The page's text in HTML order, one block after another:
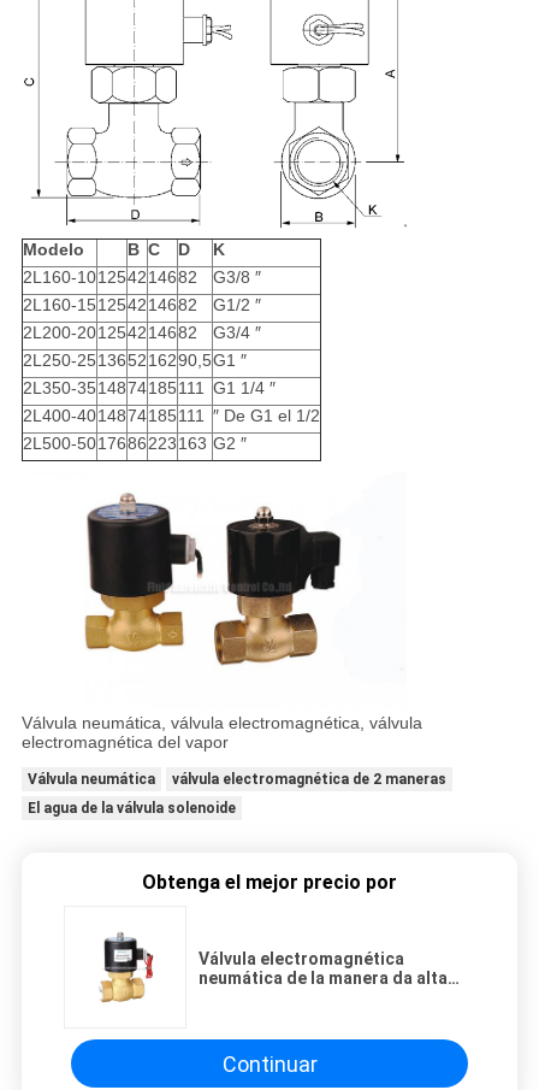
Modelo B C D
K
2L160-101254214682
G3/8 ″
2L160-151254214682
G1/2 ″
2L200-201254214682
G3/4 ″
2L250-251365216290,5G1 ″
2L350-3514874185111
G1 1/4 ″
2L400-4014874185111
″ De G1 el 1/2
2L500-5017686223163 G2 ″
Válvula neumática, válvula electromagnética, válvula
electromagnética del vapor
Válvula neumática
válvula electromagnética de 2 maneras
El agua de la válvula solenoide
Obtenga el mejor precio por
Válvula electromagnética
neumática de la manera da alta
Continuar